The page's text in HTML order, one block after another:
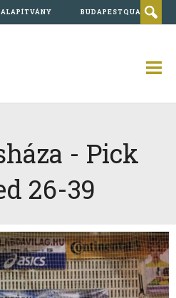
ALAPÍTVÁNY BUDAPESTQUAD
- Pick
26-39